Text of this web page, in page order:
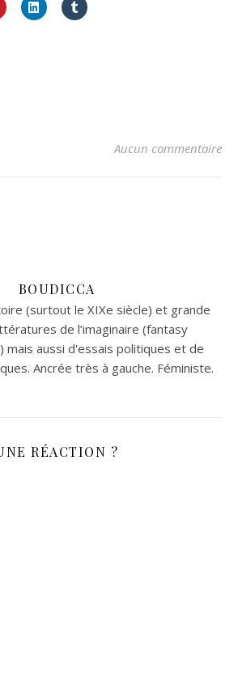
Aucun commentaire
BOUDICCA
(surtout le XIXe siècle) et grande
de l’imaginaire (fantasy
mais aussi d'essais politiques et de
Ancrée très à gauche. Féministe.
RÉACTION ?